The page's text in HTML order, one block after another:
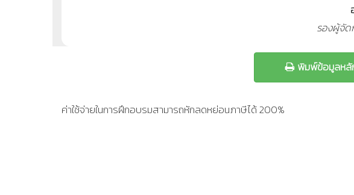
รองผู้จัด
พิมพ์ข้อมูลห
ค่าใช้จ่ายในการฝึกอบรมสามารถหักลดหย่อนภาษีได้ 200%